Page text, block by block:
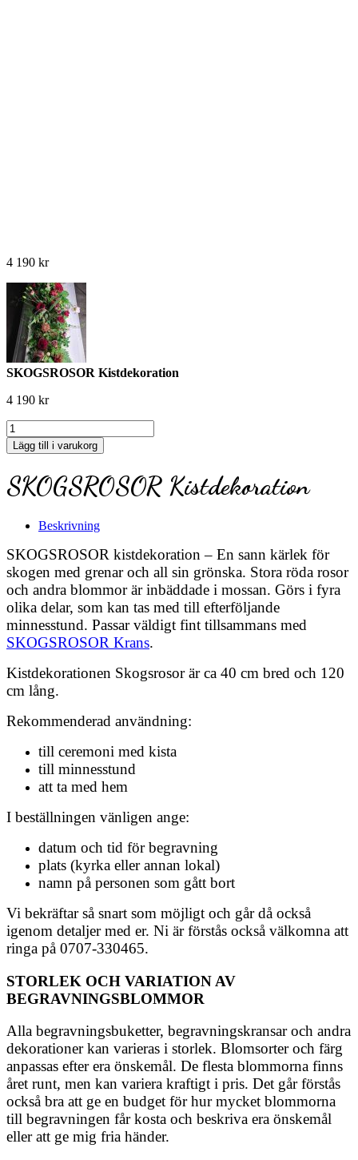
4 190 kr
SKOGSROSOR Kistdekoration
4 190 kr
SKOGSROSOR
Kistdekoration
mängd
Lägg till i varukorg
SKOGSROSOR Kistdekoration
Beskrivning
SKOGSROSOR kistdekoration – En sann kärlek för
skogen med grenar och all sin grönska. Stora röda rosor
och andra blommor är inbäddade i mossan. Görs i fyra
olika delar, som kan tas med till efterföljande
minnesstund. Passar väldigt fint tillsammans med
SKOGSROSOR Krans.
Kistdekorationen Skogsrosor är ca 40 cm bred och 120
cm lång.
Rekommenderad användning:
till ceremoni med kista
till minnesstund
att ta med hem
I beställningen vänligen ange:
datum och tid för begravning
plats (kyrka eller annan lokal)
namn på personen som gått bort
Vi bekräftar så snart som möjligt och går då också
igenom detaljer med er. Ni är förstås också välkomna att
ringa på 0707-330465.
STORLEK OCH VARIATION AV
BEGRAVNINGSBLOMMOR
Alla begravningsbuketter, begravningskransar och andra
dekorationer kan varieras i storlek. Blomsorter och färg
anpassas efter era önskemål. De flesta blommorna finns
året runt, men kan variera kraftigt i pris. Det går förstås
också bra att ge en budget för hur mycket blommorna
till begravningen får kosta och beskriva era önskemål
eller att ge mig fria händer.